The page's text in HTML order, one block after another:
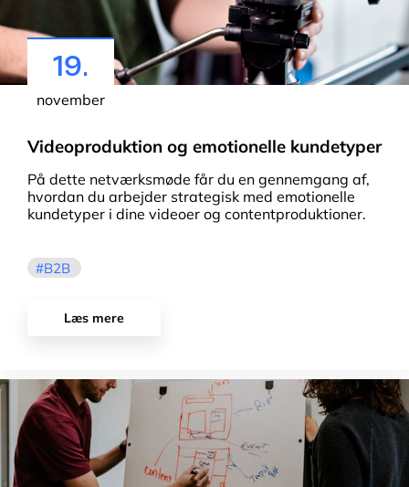
19.
november
Videoproduktion og emotionelle kundetyper
På dette netværksmøde får du en gennemgang af,
hvordan du arbejder strategisk med emotionelle
kundetyper i dine videoer og contentproduktioner.
B2B
Læs mere